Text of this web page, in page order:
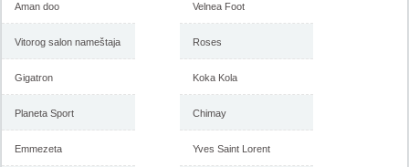
Aman doo
Vitorog salon nameštaja
Gigatron
Planeta Sport
Emmezeta
Velnea Foot
Roses
Koka Kola
Chimay
Yves Saint Lorent